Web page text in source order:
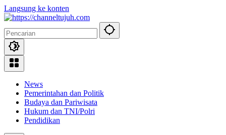
Langsung ke konten
News
Pemerintahan dan Politik
Budaya dan Pariwisata
Hukum dan TNI/Polri
Pendidikan